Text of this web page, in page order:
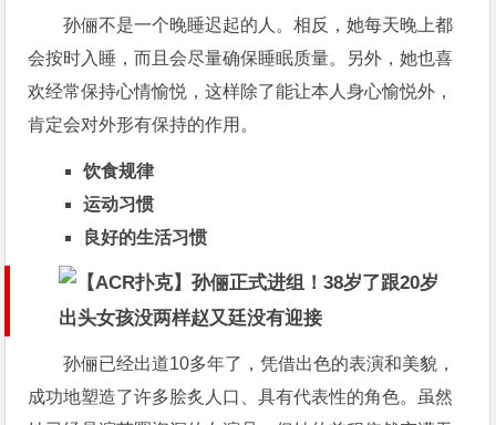
孙俪不是一个晚睡迟起的人。相反，她每天晚上都
会按时入睡，而且会尽量确保睡眠质量。另外，她也喜
欢经常保持心情愉悦，这样除了能让本人身心愉悦外，
肯定会对外形有保持的作用。
饮食规律
运动习惯
良好的生活习惯
孙俪已经出道10多年了，凭借出色的表演和美貌，
成功地塑造了许多脍炙人口、具有代表性的角色。虽然